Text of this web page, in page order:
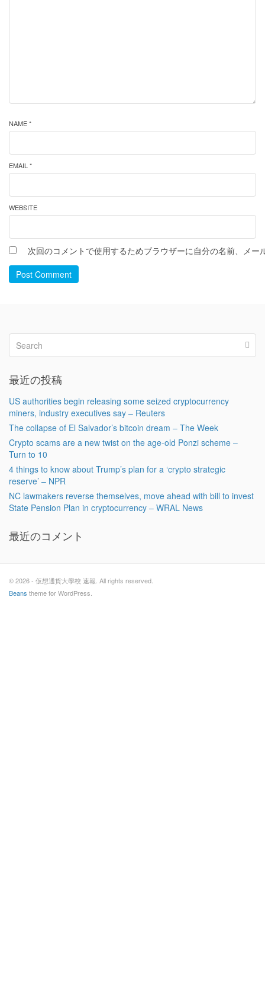
NAME *
EMAIL *
WEBSITE
次回のコメントで使用するためブラウザーに自分の名前、メー
Post Comment
最近の投稿
US authorities begin releasing some seized cryptocurrency
miners, industry executives say – Reuters
The collapse of El Salvador’s bitcoin dream – The Week
Crypto scams are a new twist on the age-old Ponzi scheme –
Turn to 10
4 things to know about Trump’s plan for a ‘crypto strategic
reserve’ – NPR
NC lawmakers reverse themselves, move ahead with bill to invest
State Pension Plan in cryptocurrency – WRAL News
最近のコメント
© 2026 - 仮想通貨大學校 速報. All rights reserved.
Beans theme for WordPress.